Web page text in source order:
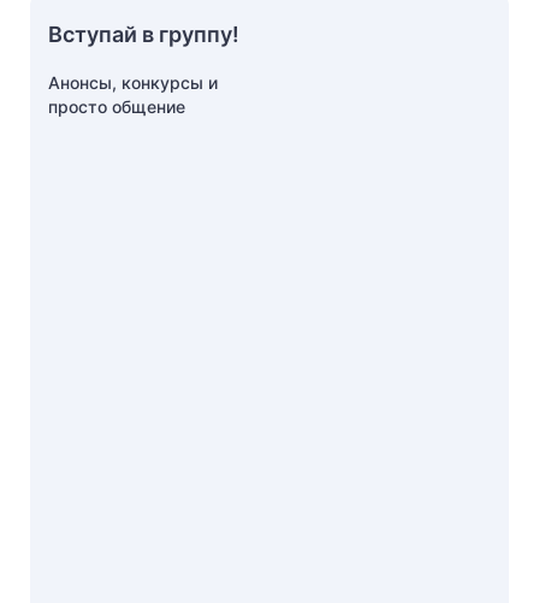
Вступай в группу!
Анонсы, конкурсы и
просто общение